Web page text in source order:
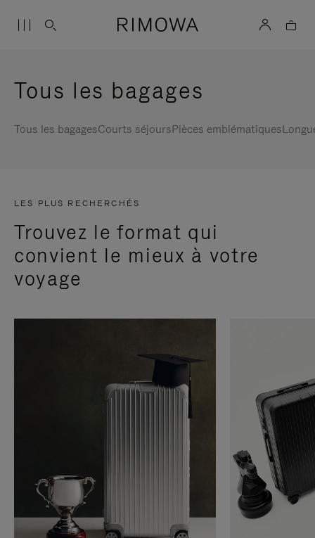
Tous les bagages
Tous les bagagesCourts séjoursPièces emblématiques
LES PLUS RECHERCHÉS
Trouvez le format qui
convient le mieux à votre
voyage